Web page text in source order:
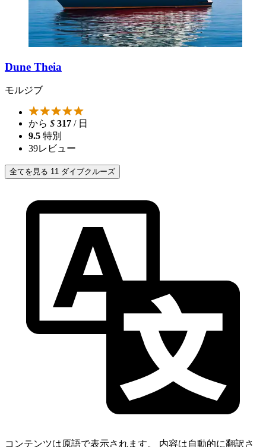
Dune Theia
モルジブ
から $ 317 / 日
9.5 特別
39レビュー
全てを見る 11 ダイブクルーズ
コンテンツは原語で表示されます。 内容は自動的に翻訳さ